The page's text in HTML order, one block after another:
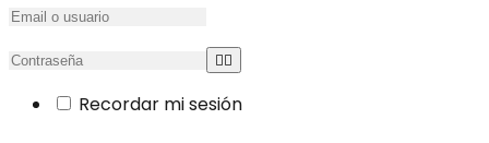
Recordar mi sesión